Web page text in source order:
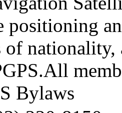
positioning
of nationality,
Bylaws